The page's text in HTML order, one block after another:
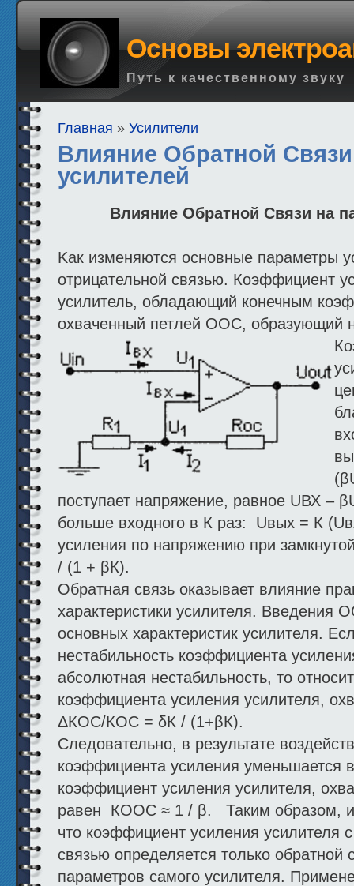
Основы
Путь к качественному звуку
Главная » Усилители
Влияние Обратной
усилителей
Влияние Обратной Связи на
Kак изменяются основные параметры
отрицательной связью. Коэффициент
усилитель, обладающий конечным
охваченный петлей ООС, образующий
поступает напряжение, равное UВХ –
больше входного в К раз: Uвых = К
усиления по напряжению при
/ (1 + βК).
Обратная связь оказывает влияние
характеристики усилителя. Введения
основных характеристик усилителя.
нестабильность коэффициента
абсолютная нестабильность, то
коэффициента усиления усилителя,
ΔКОС/КОС = δК / (1+βК).
Следовательно, в результате
коэффициента усиления уменьшается
коэффициент усиления усилителя,
равен КООС ≈ 1 / β. Таким образом, из
что коэффициент усиления усилителя
связью определяется только обратной
параметров самого усилителя.